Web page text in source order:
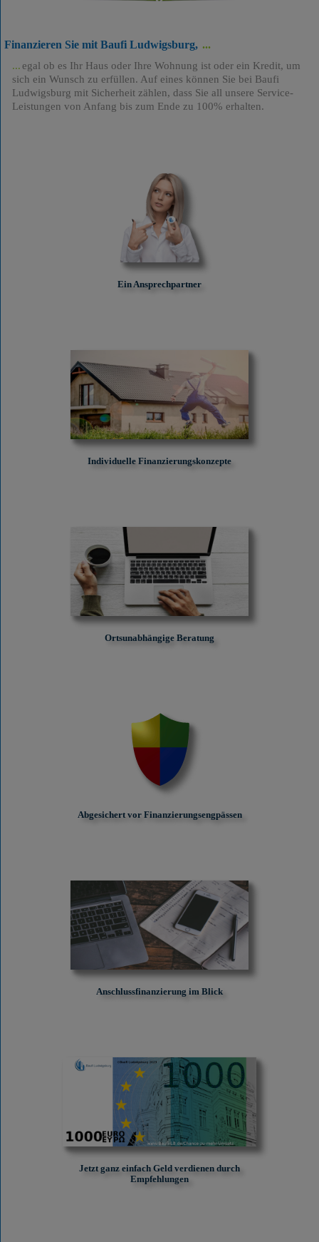
Finanzieren Sie mit Baufi Ludwigsburg,
egal ob es Ihr Haus oder Ihre Wohnung ist oder ein Kredit, um
sich ein Wunsch zu erfüllen. Auf eines können Sie bei Baufi
Ludwigsburg mit Sicherheit zählen, dass Sie all unsere Service-
Leistungen von Anfang bis zum Ende zu 100% erhalten.
Ein Ansprechpartner
Individuelle Finanzierungskonzepte
Ortsunabhängige Beratung
Abgesichert vor Finanzierungs­engpässen
Anschlussfinanzierung im Blick
Jetzt ganz einfach Geld verdienen durch
Empfehlungen